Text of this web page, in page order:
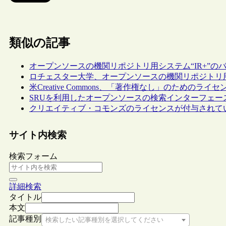
類似の記事
オープンソースの機関リポジトリ用システム“IR+”の
ロチェスター大学、オープンソースの機関リポジトリ
米Creative Commons、「著作権なし」のためのライセ
SRUを利用したオープンソースの検索インターフェー
クリエイティブ・コモンズのライセンスが付与され
サイト内検索
検索フォーム
詳細検索
タイトル
本文
記事種別
検索したい記事種別を選択してください